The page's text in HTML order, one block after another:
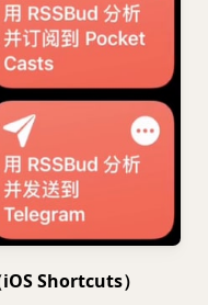
Shortcuts）